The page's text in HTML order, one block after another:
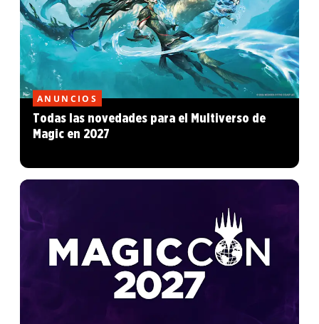
ANUNCIOS
Todas las novedades para el Multiverso de
Magic en 2027